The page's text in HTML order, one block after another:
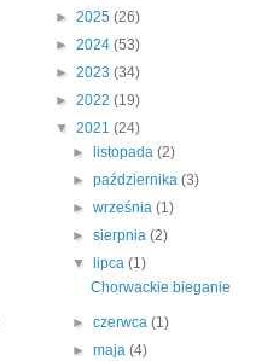
► 2025 (26)
► 2024 (53)
► 2023 (34)
► 2022 (19)
▼ 2021 (24)
►
listopada(2)
►października(3)
►września(1)
►sierpnia(2)
▼
lipca(1)
Chorwackie bieganie
►czerwca(1)
►maja(4)